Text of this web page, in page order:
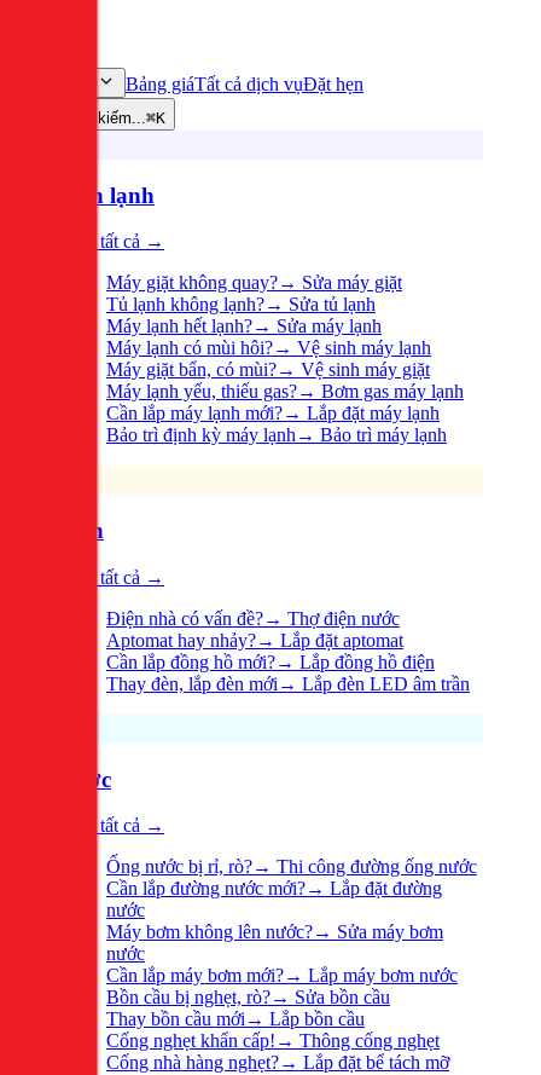
Bảng giáTất cả dịch vụĐặt hẹn
Tìm kiếm...⌘K
Điện lạnh
Xem tất cả →
Máy giặt không quay?→ Sửa máy giặt
Tủ lạnh không lạnh?→ Sửa tủ lạnh
Máy lạnh hết lạnh?→ Sửa máy lạnh
Máy lạnh có mùi hôi?→ Vệ sinh máy lạnh
Máy giặt bẩn, có mùi?→ Vệ sinh máy giặt
Máy lạnh yếu, thiếu gas?→ Bơm gas máy lạnh
Cần lắp máy lạnh mới?→ Lắp đặt máy lạnh
Bảo trì định kỳ máy lạnh→ Bảo trì máy lạnh
Điện
Xem tất cả →
Điện nhà có vấn đề?→ Thợ điện nước
Aptomat hay nhảy?→ Lắp đặt aptomat
Cần lắp đồng hồ mới?→ Lắp đồng hồ điện
Thay đèn, lắp đèn mới → Lắp đèn LED âm trần
Nước
Xem tất cả →
Ống nước bị rỉ, rò?→ Thi công đường ống nước
Cần lắp đường nước mới?→ Lắp đặt đường
nước
Máy bơm không lên nước?→ Sửa máy bơm
nước
Cần lắp máy bơm mới?→ Lắp máy bơm nước
Bồn cầu bị nghẹt, rò?→ Sửa bồn cầu
Thay bồn cầu mới → Lắp bồn cầu
Cống nghẹt khẩn cấp! → Thông cống nghẹt
Cống nhà hàng nghẹt?→ Lắp đặt bể tách mỡ